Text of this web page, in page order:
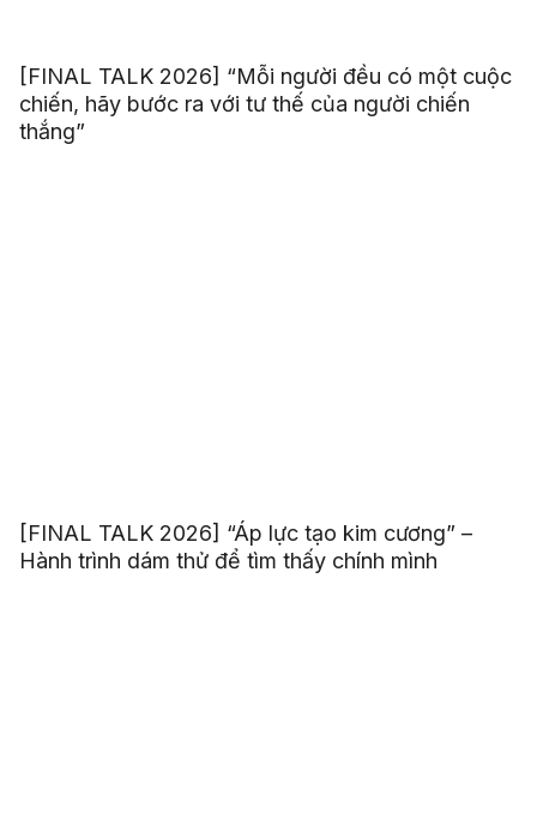
[FINAL TALK 2026] “Mỗi người đều có một cuộc
chiến, hãy bước ra với tư thế của người chiến
thắng”
[FINAL TALK 2026] “Áp lực tạo kim cương” –
Hành trình dám thử để tìm thấy chính mình